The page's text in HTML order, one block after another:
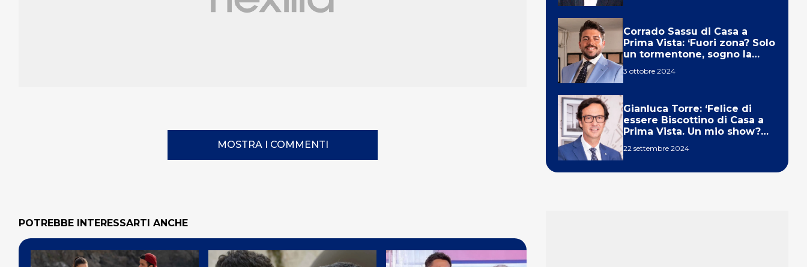
MOSTRA I COMMENTI
POTREBBE INTERESSARTI ANCHE
Corrado Sassu di Casa a
Prima Vista: ‘Fuori zona? Solo
un tormentone, sogno la
3 ottobre 2024
Gianluca Torre: ‘Felice di
essere Biscottino di Casa a
Prima Vista. Un mio show?
22 settembre 2024